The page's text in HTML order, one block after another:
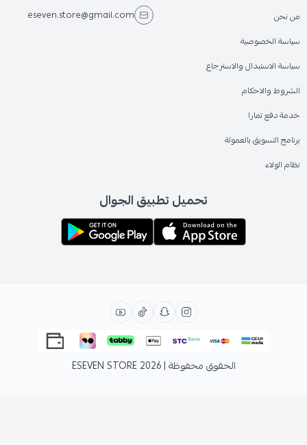
من نحن
سياسة الخصوصية
سياسة الاستبدال والاسترجاع
الشروط والاحكام
خدمة دفع تمارا
برنامج التسويق بالعمولة
نظام الولاء
eseven.store@gmail.com
تحميل تطبيق الجوال
الحقوق محفوظة | 2026 ESEVEN STORE